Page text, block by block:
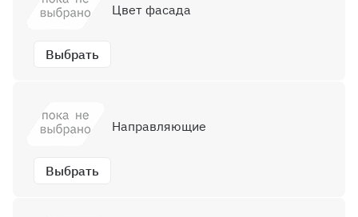
Выбрать
Цвет фасада
Выбрать
Направляющие